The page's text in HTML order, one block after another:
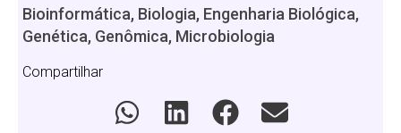
Bioinformática, Biologia, Engenharia Biológica,
Genética, Genômica, Microbiologia
Compartilhar